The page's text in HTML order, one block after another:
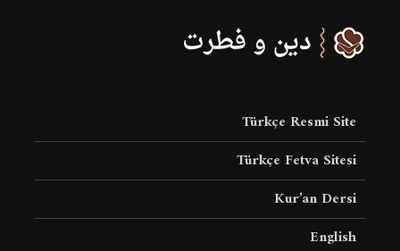
Türkçe Resmi Site
Türkçe Fetva Sitesi
Kur’an Dersi
English